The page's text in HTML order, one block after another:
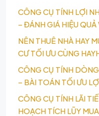
CÔNG CỤ TÍNH LỢI
– ĐÁNH GIÁ HIỆU
NÊN THUÊ NHÀ HAY
CƯ TỐI ƯU CÙNG
CÔNG CỤ TÍNH
– BÀI TOÁN TỐI ƯU
CÔNG CỤ TÍNH LÃI
HOẠCH TÍCH LŨY